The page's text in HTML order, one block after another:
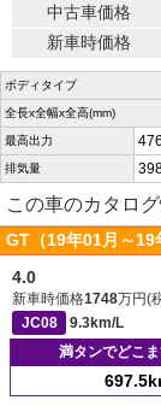
中古車価格
新車時価格
ボディタイプ
全長x全幅x全高(mm)
最高出力
排気量
この車のカタロ
GT（19年01月～19
4.0
新車時価格1748万円(
JC08
9.3km/L
満タンでどこ